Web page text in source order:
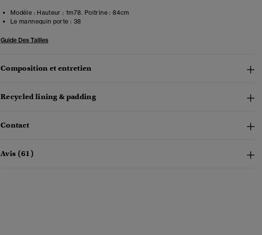
Modèle : Hauteur : 1m78. Poitrine : 84cm
Le mannequin porte : 38
Guide Des Tailles
Composition et entretien
Recycled lining & padding
Contact
Avis (61)